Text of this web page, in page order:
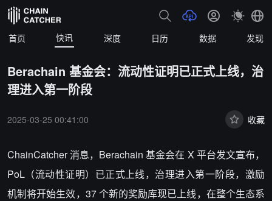
首页 快讯 深度 日历 数据 发现
Berachain 基金会：流动性证明已正式上线，治
理进入第一阶段
2025-03-25 00:41:00 收藏
ChainCatcher 消息，Berachain 基金会在 X 平台发文宣布，
PoL（流动性证明）已正式上线，治理进入第一阶段，激励
机制将开始生效，37 个新的奖励库现已上线，在整个生态系